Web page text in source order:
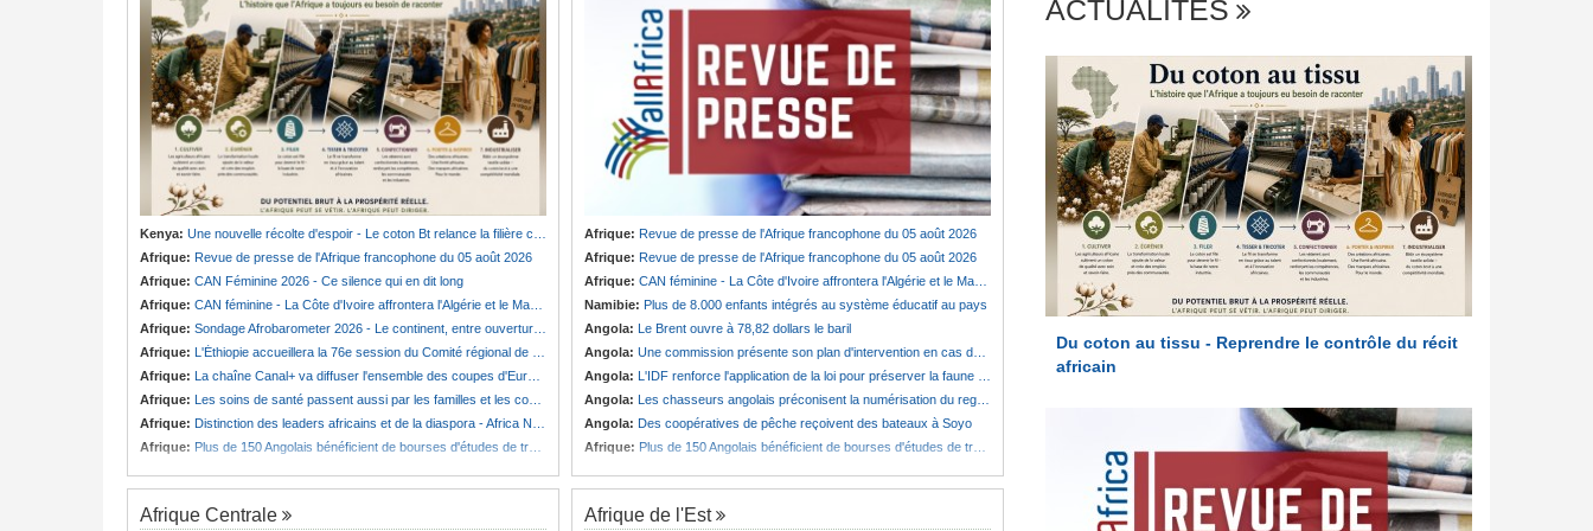
Kenya: Une nouvelle récolte d'espoir - Le coton Bt relance la filière cotonnière à Lamu
Afrique: Revue de presse de l'Afrique francophone du 05 août 2026
Afrique: CAN Féminine 2026 - Ce silence qui en dit long
Afrique: CAN féminine - La Côte d'Ivoire affrontera l'Algérie et le Maroc fera face à l'Afrique du Sud en quarts
Afrique: Sondage Afrobarometer 2026 - Le continent, entre ouverture commerciale et défiance migratoire
Afrique: L'Éthiopie accueillera la 76e session du Comité régional de l'OMS pour le continent
Afrique: La chaîne Canal+ va diffuser l'ensemble des coupes d'Europe de football sur le continent
Afrique: Les soins de santé passent aussi par les familles et les communautés
Afrique: Distinction des leaders africains et de la diaspora - Africa Next Awards veut célébrer l'excellence africaine à Paris
Afrique: Plus de 150 Angolais bénéficient de bourses d'études de troisième cycle au Royaume-Uni
Afrique: Revue de presse de l'Afrique francophone du 05 août 2026
Afrique: Revue de presse de l'Afrique francophone du 05 août 2026
Afrique: CAN féminine - La Côte d'Ivoire affrontera l'Algérie et le Maroc fera face à l'Afrique du Sud en quarts
Namibie: Plus de 8.000 enfants intégrés au système éducatif au pays
Angola: Le Brent ouvre à 78,82 dollars le baril
Angola: Une commission présente son plan d'intervention en cas de catastrophe à Huambo
Angola: L'IDF renforce l'application de la loi pour préserver la faune sauvage
Angola: Les chasseurs angolais préconisent la numérisation du registre et des licences
Angola: Des coopératives de pêche reçoivent des bateaux à Soyo
Afrique: Plus de 150 Angolais bénéficient de bourses d'études de troisième cycle au Royaume-Uni
Afrique Centrale Afrique de l'Est
ACTUALITÉS
Du coton au tissu - Reprendre le contrôle du récit
africain